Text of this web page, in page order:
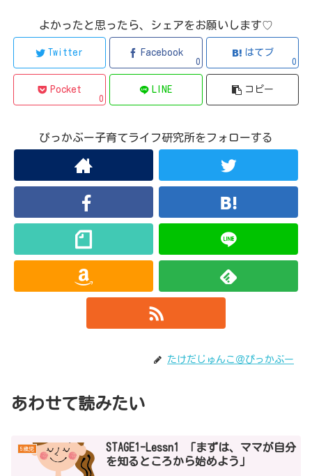
よかったと思ったら、シェアをお願いします♡
Twitter Facebook
0
はてブ
0
Pocket
0
LINE コピー
ぴっかぶー子育てライフ研究所をフォローする
たけだじゅんこ＠ぴっかぶー
あわせて読みたい
5歳児
STAGE1-Lessn1 「まずは、ママが自分
を知るところから始めよう」